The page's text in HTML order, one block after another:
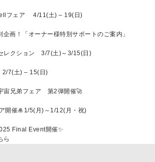
フェア 4/11(土) – 19(日)
画！「オーナー様特別サポートのご案内」
レクション 3/7(土)～3/15(日)
2/7(土) – 15(日)
宙兄弟フェア 第2弾開催🚀
開催🎍1/5(月)～1/12(月・祝)
Final Event開催✨
ら